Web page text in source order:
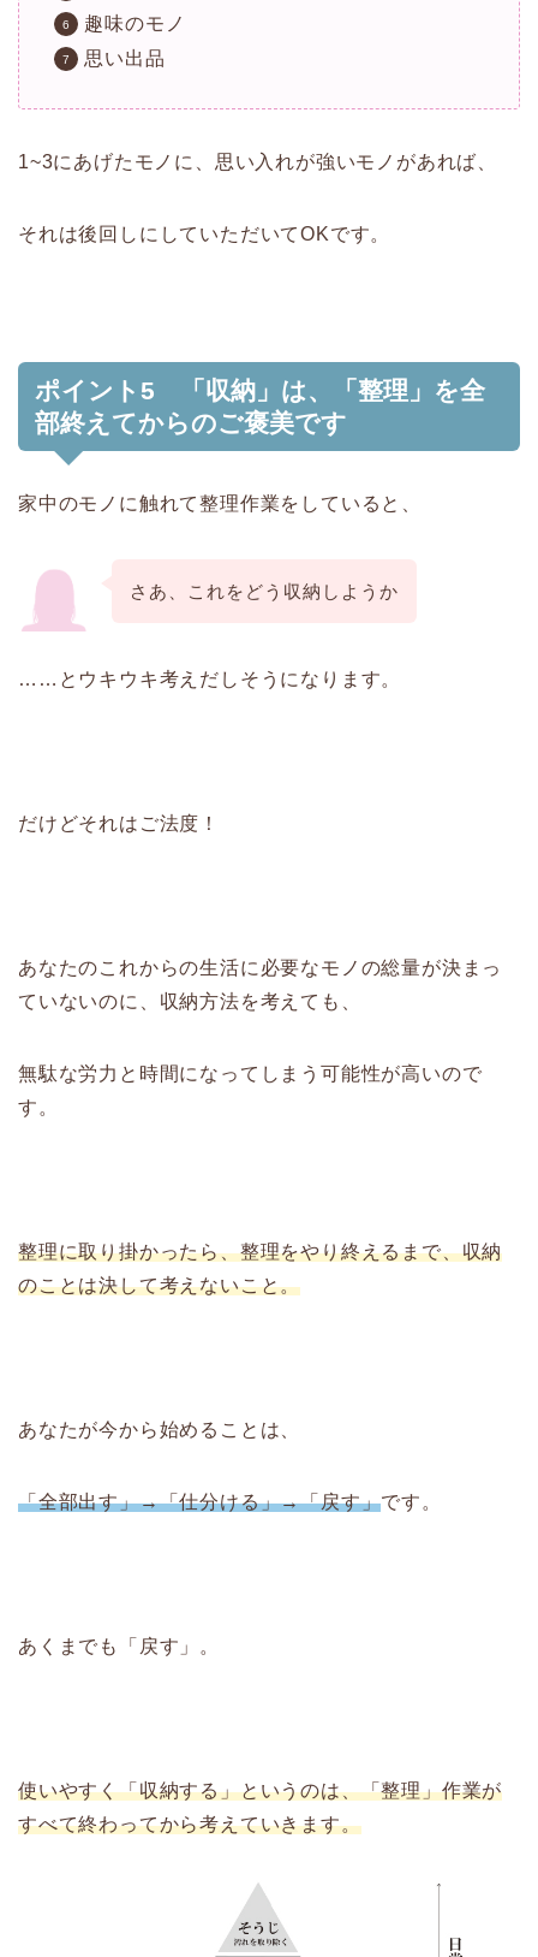
趣味のモノ
思い出品
1~3にあげたモノに、思い入れが強いモノがあれば、
それは後回しにしていただいてOKです。
ポイント5 「収納」は、「整理」を全
部終えてからのご褒美です
家中のモノに触れて整理作業をしていると、
さあ、これをどう収納しようか
……とウキウキ考えだしそうになります。
だけどそれはご法度！
あなたのこれからの生活に必要なモノの総量が決まっ
ていないのに、収納方法を考えても、
無駄な労力と時間になってしまう可能性が高いので
す。
整理に取り掛かったら、整理をやり終えるまで、収納
のことは決して考えないこと。
あなたが今から始めることは、
「全部出す」→「仕分ける」→「戻す」です。
あくまでも「戻す」。
使いやすく「収納する」というのは、「整理」作業が
すべて終わってから考えていきます。